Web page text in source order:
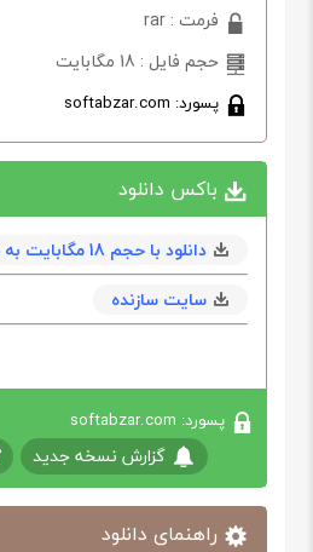
فرمت : rar
حجم فایل : 18 مگابایت
پسورد: softabzar.com
باکس دانلود
دانلود با حجم 18 مگابايت به همراه کرک
سایت سازنده
پسورد: softabzar.com
گزارش نسخه جدید
راهنمای دانلود